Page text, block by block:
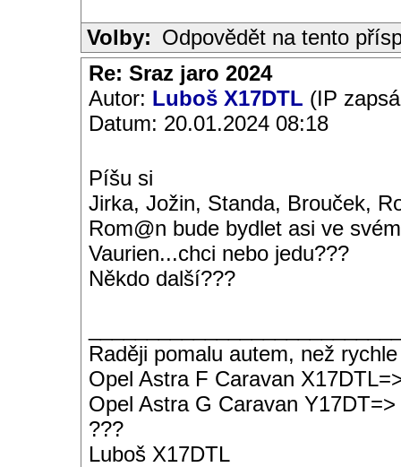
Volby: Odpovědět na tento
Re: Sraz jaro 2024
Autor: Luboš X17DTL (IP
Datum: 20.01.2024 08:18
Píšu si
Jirka, Jožin, Standa, Brouček,
Rom@n bude bydlet asi ve svém
Vaurien...chci nebo jedu???
Někdo další???
Raději pomalu autem, než
Opel Astra F Caravan
Opel Astra G Caravan Y17DT=>
???
Luboš X17DTL